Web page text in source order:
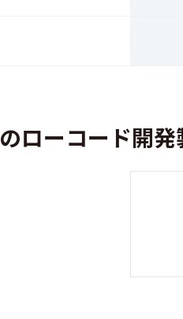
のローコード開